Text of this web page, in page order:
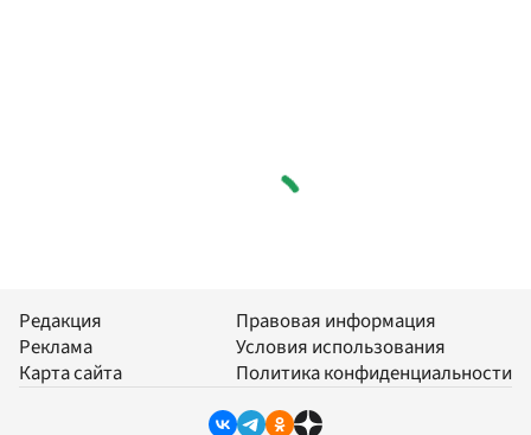
Редакция
Реклама
Карта сайта
Правовая информация
Условия использования
Политика конфиденциальности